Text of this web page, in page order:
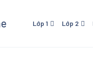
Lớp 1 Lớp 2